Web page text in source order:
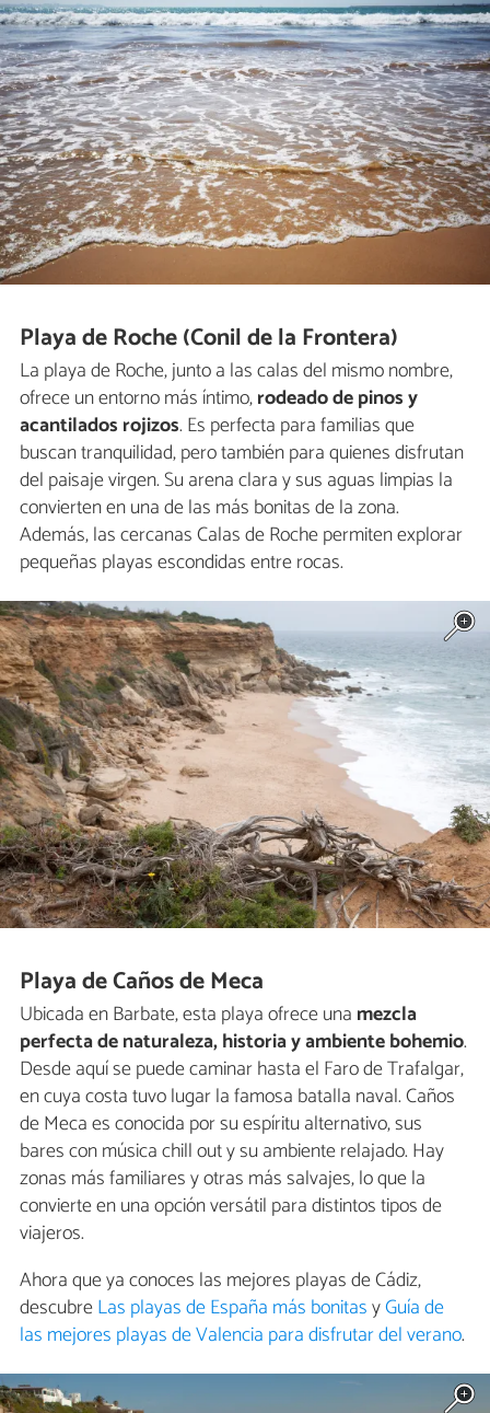
Playa de Roche (Conil de la Frontera)
La playa de Roche, junto a las calas del mismo nombre,
ofrece un entorno más íntimo,rodeado de pinos y
acantilados rojizos. Es perfecta para familias que
buscan tranquilidad, pero también para quienes disfrutan
del paisaje virgen. Su arena clara y sus aguas limpias la
convierten en una de las más bonitas de la zona.
Además, las cercanas Calas de Roche permiten explorar
pequeñas playas escondidas entre rocas.
Playa de Caños de Meca
Ubicada en Barbate, esta playa ofrece una mezcla
perfecta de naturaleza, historia y ambiente bohemio.
Desde aquí se puede caminar hasta el Faro de Trafalgar,
en cuya costa tuvo lugar la famosa batalla naval. Caños
de Meca es conocida por su espíritu alternativo, sus
bares con música chill out y su ambiente relajado. Hay
zonas más familiares y otras más salvajes, lo que la
convierte en una opción versátil para distintos tipos de
viajeros.
Ahora que ya conoces las mejores playas de Cádiz,
descubreLas playas de España más bonitasyGuía de
las mejores playas de Valencia para disfrutar del verano.